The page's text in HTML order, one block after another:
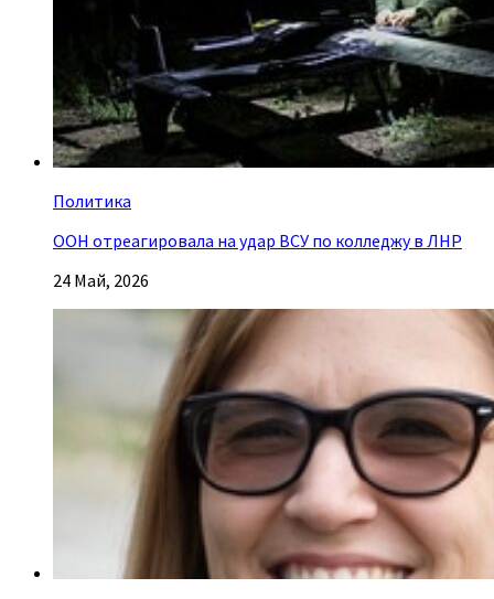
Политика
ООН отреагировала на удар ВСУ по колледжу в ЛНР
24 Май, 2026